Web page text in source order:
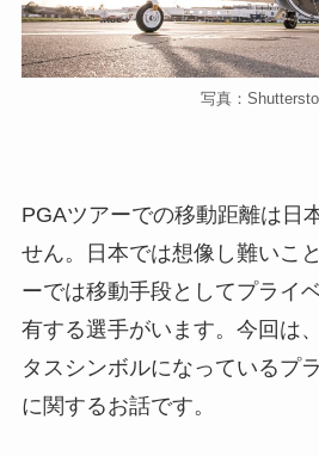
写真：
PGAツアーでの移動距離は日
せん。日本では想像し難いこ
ーでは移動手段としてプライ
有する選手がいます。今回は
タスシンボルになっているプ
に関するお話です。